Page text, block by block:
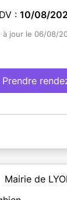
: 10/08/
à jour le 06/08/
Prendre
Mairie de